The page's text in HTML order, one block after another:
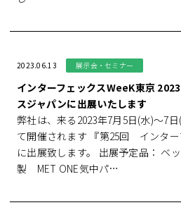
2023.06.13 展示会・セミナー
インターフェックスWeeK東京
スジャパンに出展いたします
弊社は、来る2023年7月5日(水)～7
て開催されます 『第25回 インター
に出展致します。 出展予定品： ベ
製 MET ONE気中パ…